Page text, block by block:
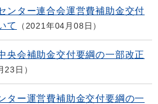
ンター連合会運営費補助金交付
て
2021年04月08日
央会補助金交付要綱の一部改正
23日
ター運営費補助金交付要綱の一